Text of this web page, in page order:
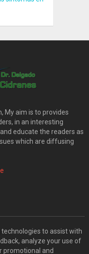
My aim is to provides
in an interesting
educate the readers as
which are diffusing
to assist with
analyze your use of
promotional and